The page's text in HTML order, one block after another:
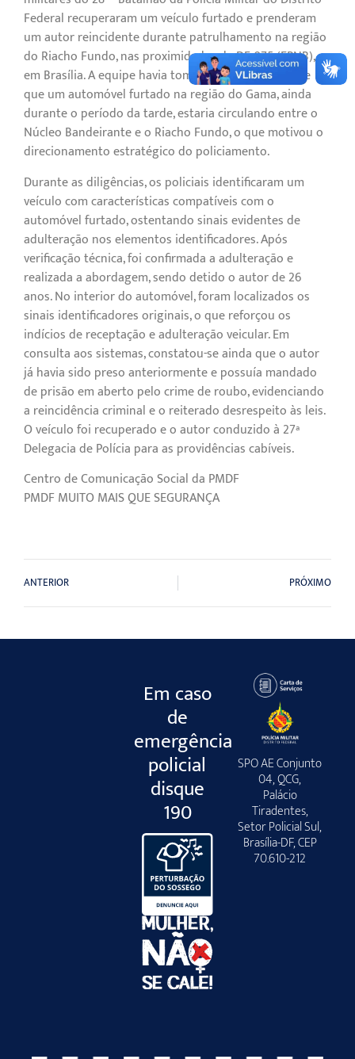
Federal recuperaram um veículo furtado e prenderam
um autor reincidente durante patrulhamento na região
do Riacho Fundo, nas proximidades da DF-075 (EPNB),
em Brasília. A equipe havia tomado conhecimento de
que um automóvel furtado na região do Gama, ainda
durante o período da tarde, estaria circulando entre o
Núcleo Bandeirante e o Riacho Fundo, o que motivou o
direcionamento estratégico do policiamento.
Durante as diligências, os policiais identificaram um
veículo com características compatíveis com o
automóvel furtado, ostentando sinais evidentes de
adulteração nos elementos identificadores. Após
verificação técnica, foi confirmada a adulteração e
realizada a abordagem, sendo detido o autor de 26
anos. No interior do automóvel, foram localizados os
sinais identificadores originais, o que reforçou os
indícios de receptação e adulteração veicular. Em
consulta aos sistemas, constatou-se ainda que o autor
já havia sido preso anteriormente e possuía mandado
de prisão em aberto pelo crime de roubo, evidenciando
a reincidência criminal e o reiterado desrespeito às leis.
O veículo foi recuperado e o autor conduzido à 27ª
Delegacia de Polícia para as providências cabíveis.
Centro de Comunicação Social da PMDF
PMDF MUITO MAIS QUE SEGURANÇA
ANTERIOR PRÓXIMO
Em caso
de
emergência
policial
disque
190
SPO AE Conjunto
04, QCG,
Palácio
Tiradentes,
Setor Policial Sul,
Brasília-DF, CEP
70.610-212